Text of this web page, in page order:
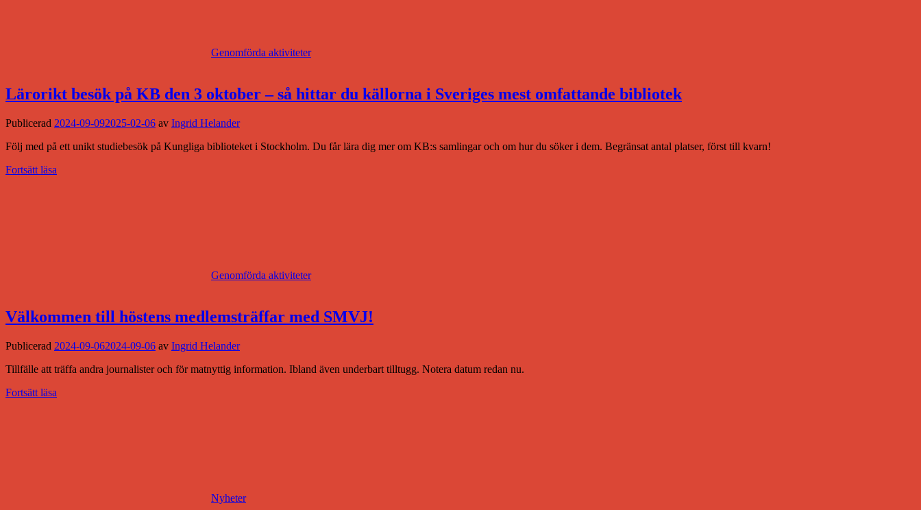
Genomförda aktiviteter
Lärorikt besök på KB den 3 oktober – så hittar du källorna i Sveriges mest omfattande bibliotek
Publicerad 2024-09-092025-02-06 av Ingrid Helander
Följ med på ett unikt studiebesök på Kungliga biblioteket i Stockholm. Du får lära dig mer om KB:s samlingar och om hur du söker i dem. Begränsat antal platser, först till kvarn!
Fortsätt läsa
Genomförda aktiviteter
Välkommen till höstens medlemsträffar med SMVJ!
Publicerad 2024-09-062024-09-06 av Ingrid Helander
Tillfälle att träffa andra journalister och för matnyttig information. Ibland även underbart tilltugg. Notera datum redan nu.
Fortsätt läsa
Nyheter